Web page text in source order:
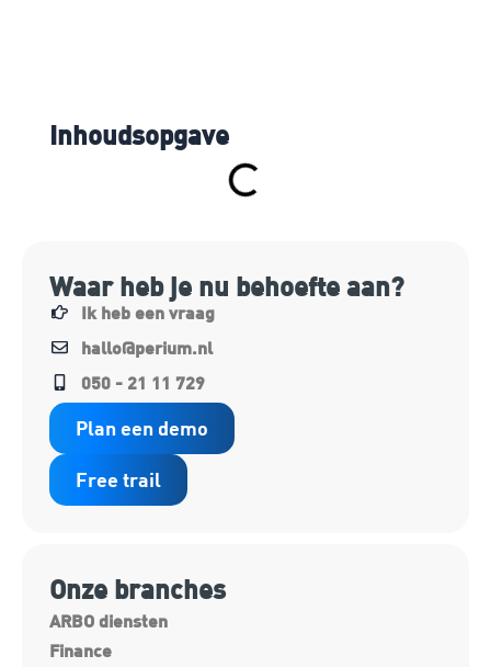
Inhoudsopgave
Waar heb je nu behoefte aan?
Ik heb een vraag
hallo@perium.nl
050 - 21 11 729
Plan een demo
Free trail
Onze branches
ARBO diensten
Finance